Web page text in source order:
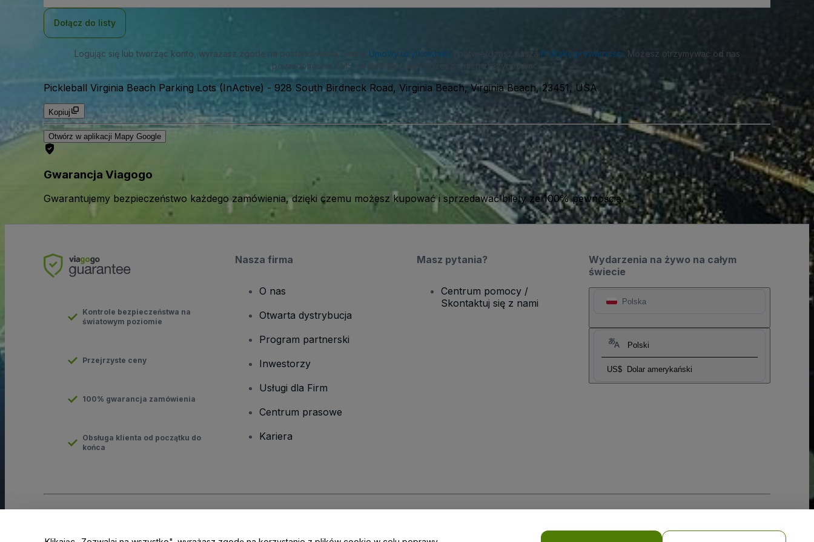
Dołącz do listy
Logując się lub tworząc konto, wyrażasz zgodę na postanowienia naszej Umowy użytkownika i potwierdzasz naszą Politykę prywatności . Możesz otrzymywać od nas
powiadomienia SMS i w każdej chwili możesz z nich zrezygnować.
Pickleball Virginia Beach Parking Lots (InActive) - 928 South Birdneck Road, Virginia Beach, Virginia Beach, 23451, USA
Kopiuj
Otwórz w aplikacji Mapy Google
Gwarancja Viagogo
Gwarantujemy bezpieczeństwo każdego zamówienia, dzięki czemu możesz kupować i sprzedawać bilety ze 100% pewnością.
Wydarzenia na żywo na całym
świecie
Polska
Polski
US$ Dolar amerykański
Kontrole bezpieczeństwa na
światowym poziomie
Przejrzyste ceny
100% gwarancja zamówienia
Obsługa klienta od początku do
końca
Nasza firma
O nas
Otwarta dystrybucja
Program partnerski
Inwestorzy
Usługi dla Firm
Centrum prasowe
Kariera
Masz pytania?
Centrum pomocy /
Skontaktuj się z nami
Polityki prywatności w przypadku urządzeń mobilnych